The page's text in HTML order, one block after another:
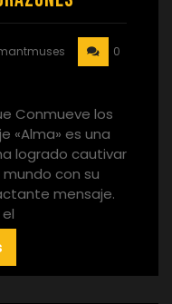
0
Conmueve los
«Alma» es una
logrado cautivar
con su
mensaje.